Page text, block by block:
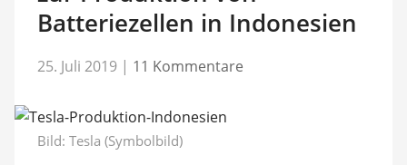
Batteriezellen in Indonesien
25. Juli 2019 | 11 Kommentare
Bild: Tesla (Symbolbild)